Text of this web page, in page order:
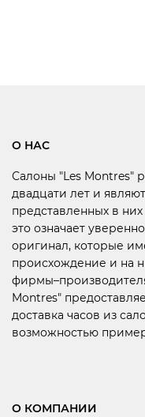
О НАС
Салоны "Les Montres"
двадцати лет и
представленных в
это означает
оригинал, которые
происхождение и на
Montres"
доставка часов из
возможностью
О КОМПАНИИ